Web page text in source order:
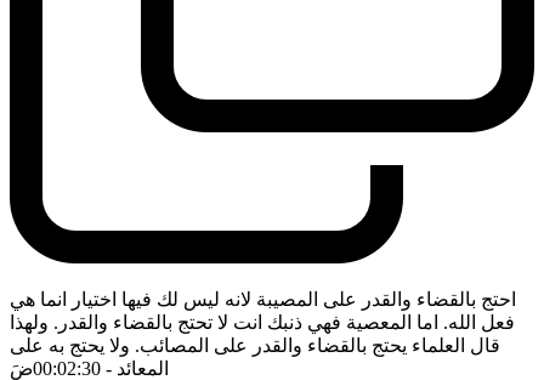
احتج بالقضاء والقدر على المصيبة لانه ليس لك فيها اختيار انما هي
فعل الله. اما المعصية فهي ذنبك انت لا تحتج بالقضاء والقدر. ولهذا
قال العلماء يحتج بالقضاء والقدر على المصائب. ولا يحتج به على
المعائد - 00:02:30 ضَ